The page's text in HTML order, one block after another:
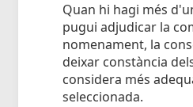
Quan hi hagi més
pugui adjudicar la
nomenament, la
deixar constància
considera més
seleccionada.